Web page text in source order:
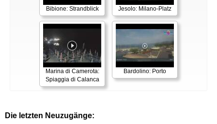
Bibione: Strandblick Jesolo: Milano-Platz
Marina di Camerota:
Spiaggia di Calanca
Bardolino: Porto
Die letzten Neuzugänge: